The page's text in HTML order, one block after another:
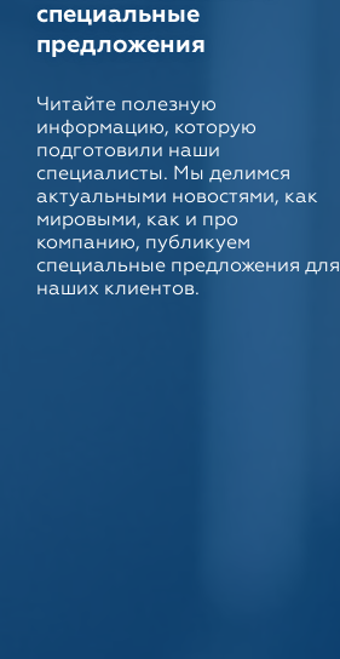
специальные
предложения
Читайте полезную
информацию, которую
подготовили наши
специалисты. Мы делимся
актуальными новостями, как
мировыми, как и про
компанию, публикуем
специальные предложения для
наших клиентов.